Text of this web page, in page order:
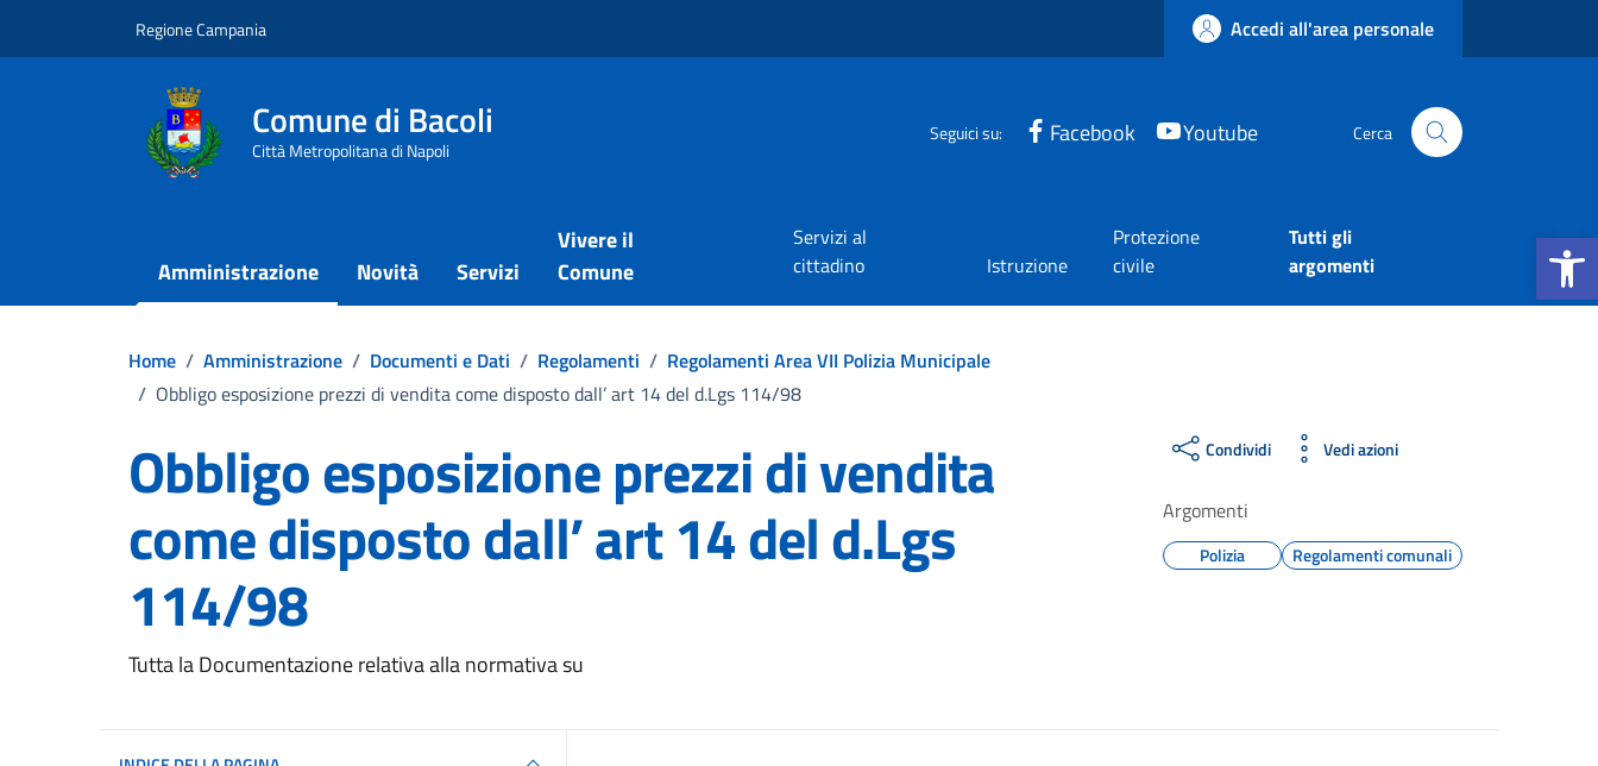
Apri la
Regione Campania Accedi all'area personale
Comune di Bacoli
Città Metropolitana di Napoli
Seguici su: Facebook Youtube Cerca
Amministrazione Novità Servizi
Vivere il
Comune
Servizi al
cittadino
Istruzione
Protezione
civile
Tutti gli
argomenti
Home / Amministrazione / Documenti e Dati / Regolamenti / Regolamenti Area VII Polizia Municipale
/ Obbligo esposizione prezzi di vendita come disposto dall’ art 14 del d.Lgs 114/98
Obbligo esposizione prezzi di vendita
come disposto dall’ art 14 del d.Lgs
114/98
Dettagli del documento
Tutta la Documentazione relativa alla normativa su
Condividi Vedi azioni
Argomenti
Polizia Regolamenti comunali